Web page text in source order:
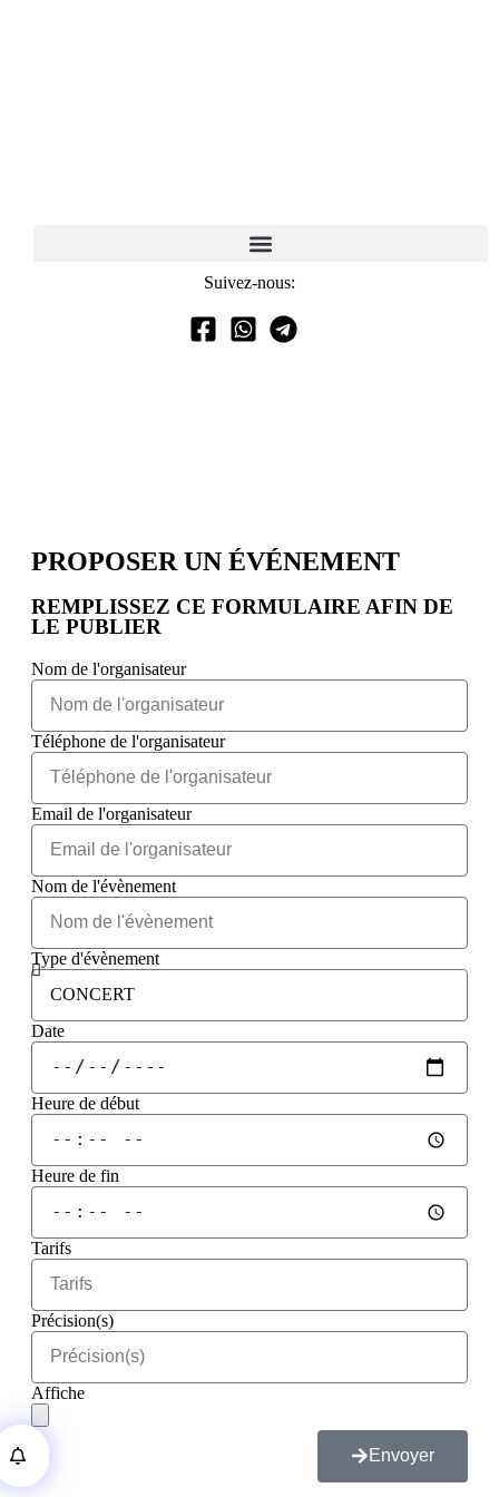
Suivez-nous:
PROPOSER UN ÉVÉNEMENT​
REMPLISSEZ CE FORMULAIRE AFIN DE
LE PUBLIER
Nom de l'organisateur
Téléphone de l'organisateur
Email de l'organisateur
Nom de l'évènement
Type d'évènement
Date
Heure de début
Heure de fin
Tarifs
Précision(s)
Affiche
Envoyer